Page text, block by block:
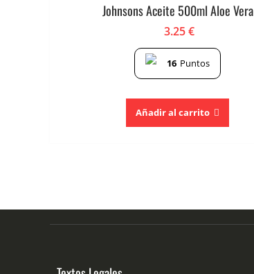
Johnsons Aceite 500ml Aloe Vera
3.25€
16 Puntos
Añadir al carrito